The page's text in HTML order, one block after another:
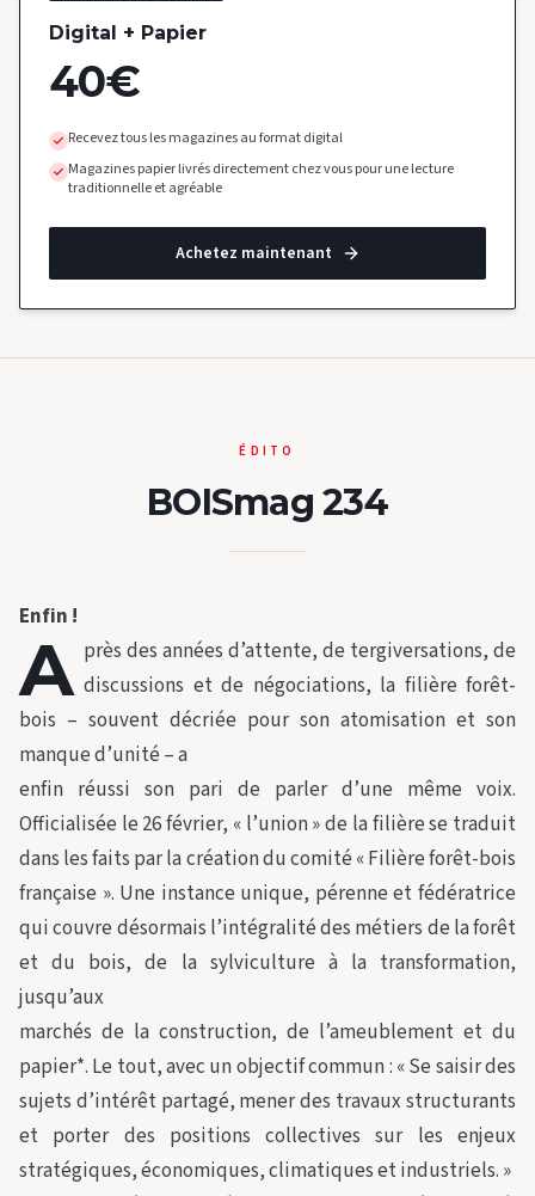
Digital + Papier
40€
Recevez tous les magazines au format digital
Magazines papier livrés directement chez vous pour une lecture
traditionnelle et agréable
Achetez maintenant
ÉDITO
BOISmag 234
Enfin !
A près des années d’attente, de tergiversations, de
discussions et de négociations, la filière forêt-
bois – souvent décriée pour son atomisation et son
manque d’unité – a
enfin réussi son pari de parler d’une même voix.
Officialisée le 26 février, « l’union » de la filière se traduit
dans les faits par la création du comité « Filière forêt-bois
française ». Une instance unique, pérenne et fédératrice
qui couvre désormais l’intégralité des métiers de la forêt
et du bois, de la sylviculture à la transformation,
jusqu’aux
marchés de la construction, de l’ameublement et du
papier*. Le tout, avec un objectif commun : « Se saisir des
sujets d’intérêt partagé, mener des travaux structurants
et porter des positions collectives sur les enjeux
stratégiques, économiques, climatiques et industriels. »